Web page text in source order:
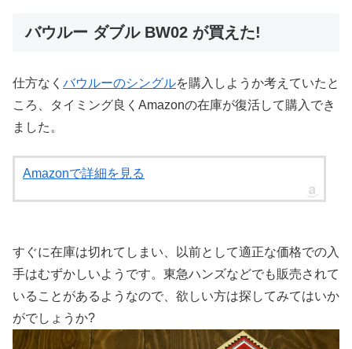
バウルー ダブル BW02 が買えた!
仕方なく バウルーのシングルを購入しようか考えていたと
ころ、タイミング良くAmazonの在庫が復活して購入でき
ました。
Amazonで詳細を見る
すぐに在庫は切れてしまい、以前として適正な価格での入
手はむずかしいようです。東急ハンズなどでも販売されて
いることがあるようなので、欲しい方は探してみてはいか
がでしょうか?